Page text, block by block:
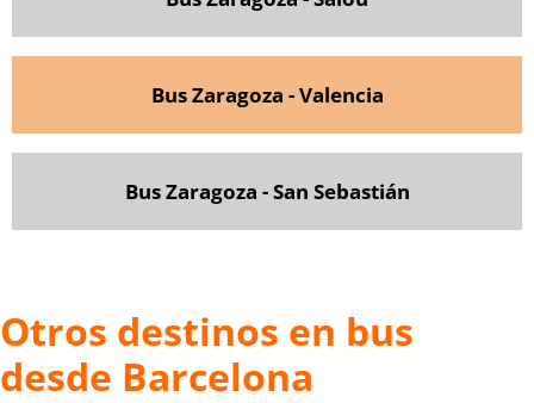
Bus Zaragoza - Valencia
Bus Zaragoza - San Sebastián
Otros destinos en bus
desde Barcelona